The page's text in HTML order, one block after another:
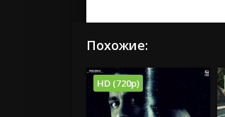
Похожие:
HD (720p)